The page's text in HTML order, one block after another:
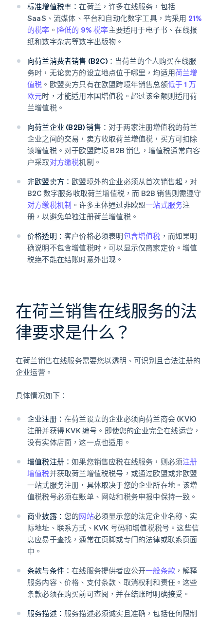
标准增值税率：在荷兰，许多在线服务，包括
SaaS、流媒体、平台和自动化数字工具，均采用 21%
的税率 。 降低的 9% 税率主要适用于电子书、在线报
纸和数字杂志等数字出版物。
向荷兰消费者销售 (B2C)： 当荷兰的个人购买在线服
务时，无论卖方的设立地点位于哪里，均适用荷兰增
值税 。欧盟卖方只有在欧盟跨境年销售总额低于 1 万
欧元时，才能适用本国增值税。超过该金额则适用荷
兰增值税。
向荷兰企业 (B2B) 销售： 对于两家注册增值税的荷兰
企业之间的交易，卖方收取荷兰增值税，买方可扣除
该增值税。对于欧盟跨境 B2B 销售，增值税通常向客
户采取对方缴税机制。
非欧盟卖方： 欧盟境外的企业必须从首次销售起，对
B2C 数字服务收取荷兰增值税，而 B2B 销售则需遵守
对方缴税机制 。许多主体通过非欧盟一站式服务注
册，以避免单独注册荷兰增值税。
价格透明： 客户价格必须表明包含增值税 ，而如果明
确说明不包含增值税时，可以显示仅商家定价。增值
税绝不能在结账时意外出现。
在荷兰销售在线服务的法
律要求是什么？
在荷兰销售在线服务需要您以透明、可识别且合法注册的
企业运营。
具体情况如下：
企业注册： 在荷兰设立的企业必须向荷兰商会 (KVK)
注册并获得 KVK 编号。即使您的企业完全在线运营，
没有实体店面，这一点也适用。
增值税注册：如果您销售应税在线服务，则必须注册
增值税并获取荷兰增值税税号，或通过欧盟或非欧盟
一站式服务注册，具体取决于您的企业所在地。该增
值税税号必须在账单、网站和税务申报中保持一致。
商业披露： 您的网站必须显示您的法定企业名称、实
际地址、联系方式、KVK 号码和增值税税号。这些信
息应易于查找，通常在页脚或专门的法律或联系页面
中。
条款与条件：在线服务提供者应公开一般条款 ，解释
服务内容、价格、支付条款、取消权利和责任。这些
条款必须在购买前可查阅，并在结账时明确接受。
服务描述： 服务描述必须诚实且准确，包括任何限制